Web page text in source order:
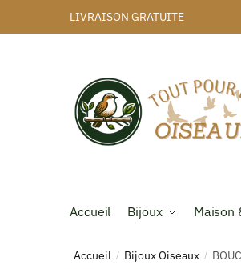
LIVRAISON GRATUITE
Accueil Bijoux Maison
Accueil / Bijoux Oiseaux /